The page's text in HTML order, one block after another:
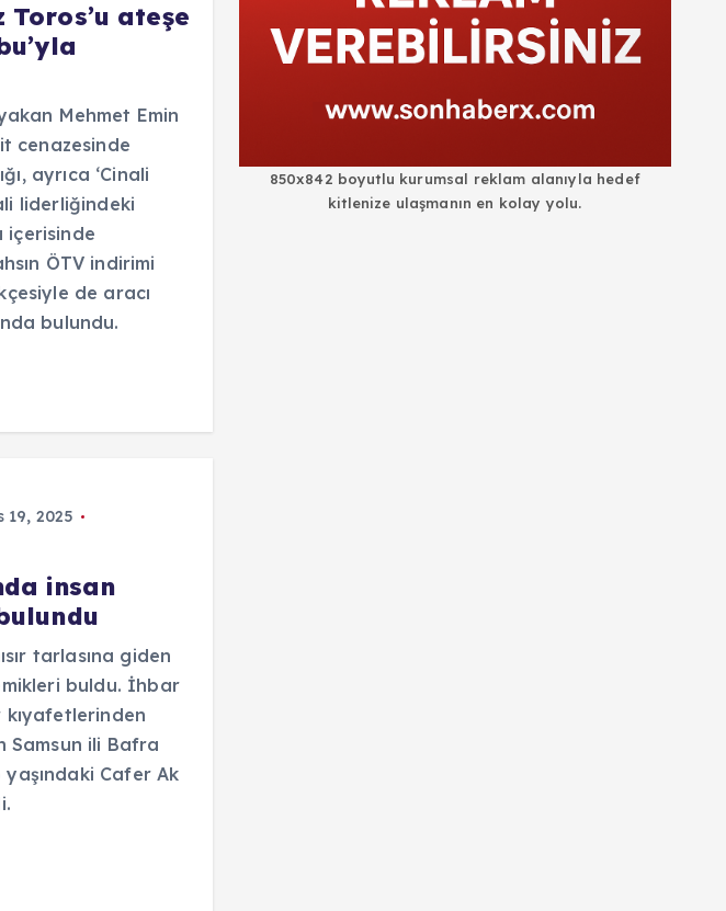
Toros’u ateşe
Mehmet Emin
cenazesinde
ayrıca ‘Cinali
liderliğindeki
içerisinde
ÖTV indirimi
de aracı
bulundu.
19, 2025
insan
tarlasına giden
buldu. İhbar
Samsun ili Bafra
Cafer Ak
850x842 boyutlu kurumsal reklam alanıyla hedef
kitlenize ulaşmanın en kolay yolu.